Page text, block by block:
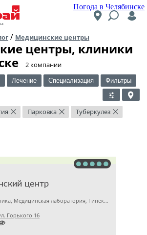
Погода в Челябинске
/ Медицинские центры
центры, клиники
​2 компании
Лечение Специализация Фильтры
× Парковка × Туберкулез ×
центр
Детская клиника, Медицинская лаборатория, Гинекология
Горького 16